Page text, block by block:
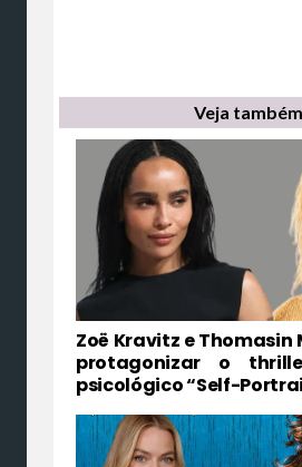
Veja
Zoë Kravitz e Thomasin
protagonizar o
psicológico “Self-